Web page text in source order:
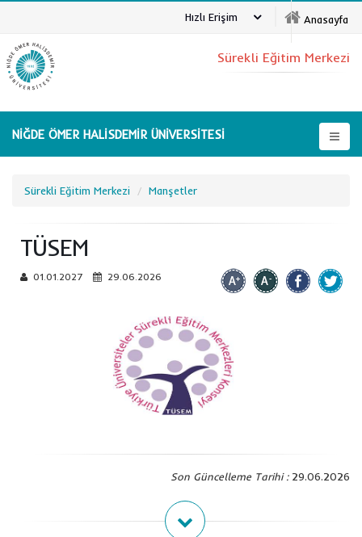
Anasayfa
Hızlı Erişim
NİĞDE ÖMER HALİSDEMİR ÜNİVERSİTESİ
Sürekli Eğitim Merkezi
Sürekli Eğitim Merkezi Manşetler
TÜSEM
01.01.2027 29.06.2026
Son Güncelleme Tarihi :29.06.2026